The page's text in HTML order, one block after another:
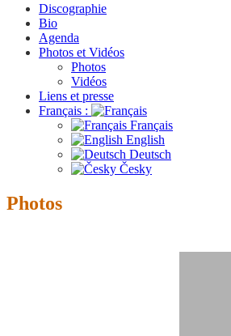
Discographie
Bio
Agenda
Photos et Vidéos
Photos
Vidéos
Liens et presse
Français :
Français
English
Deutsch
Česky
Photos